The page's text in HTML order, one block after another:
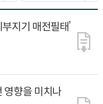
지기 매전필태’
영향을 미치나